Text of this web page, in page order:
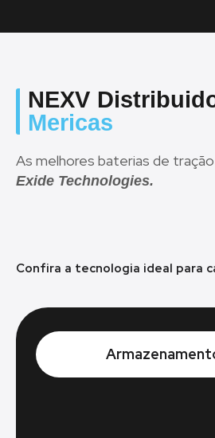
NEXV
Mericas
As melhores baterias de
Exide Technologies.
Confira a tecnologia ideal para